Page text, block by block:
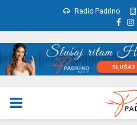
Radio Padrino
PRIMARY